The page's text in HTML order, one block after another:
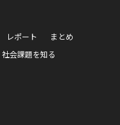
レポート
まとめ
社会課題を知る